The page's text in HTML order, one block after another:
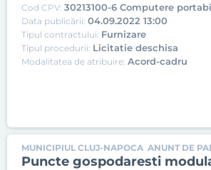
Cod CPV: 30213100-6 Computere
Data publicării: 04.09.2022 13:00
Tipul contractului: Furnizare
Tipul procedurii: Licitatie deschisa
Modalitatea de atribuire: Acord-cadru
MUNICIPIUL CLUJ-NAPOCA ANUNT DE
Puncte gospodaresti